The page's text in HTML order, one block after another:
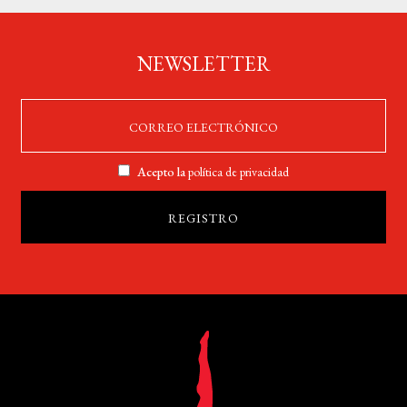
NEWSLETTER
Acepto lapolítica de privacidad